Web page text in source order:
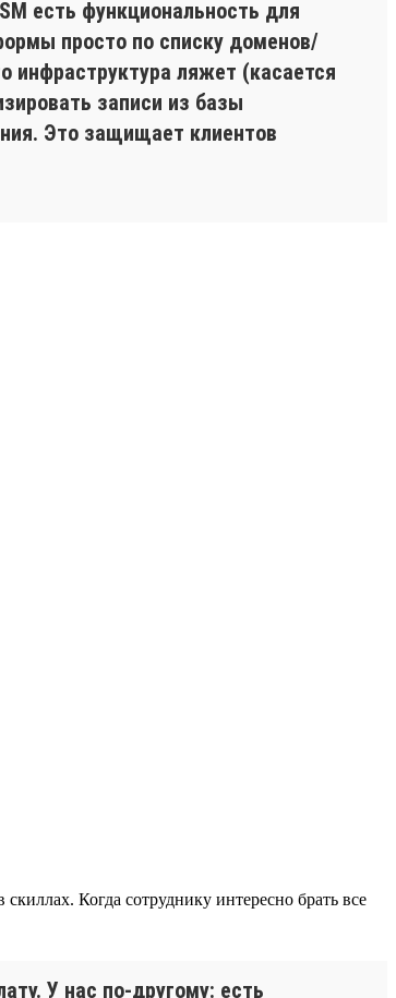
есть функциональность для
просто по списку доменов/
инфраструктура ляжет (касается
записи из базы
Это защищает клиентов
Когда сотруднику интересно брать все
У нас по-другому: есть